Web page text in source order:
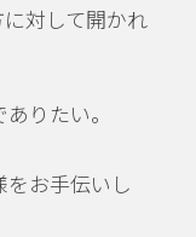
対して開かれ
りたい。
お手伝いし